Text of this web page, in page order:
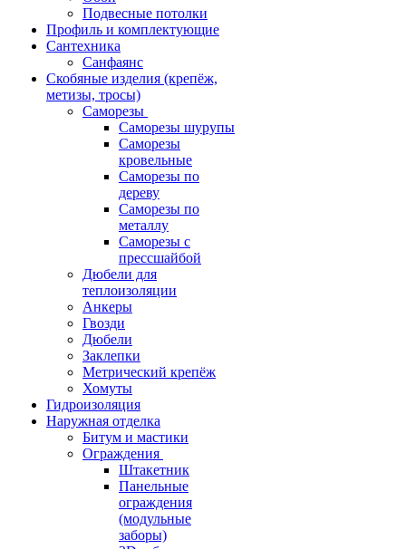
Подвесные потолки
Профиль и комплектующие
Сантехника
Санфаянс
Скобяные изделия (крепёж,
метизы, тросы)
Саморезы
Саморезы шурупы
Саморезы
кровельные
Саморезы по
дереву
Саморезы по
металлу
Саморезы с
прессшайбой
Дюбели для
теплоизоляции
Анкеры
Гвозди
Дюбели
Заклепки
Метрический крепёж
Хомуты
Гидроизоляция
Наружная отделка
Битум и мастики
Ограждения
Штакетник
Панельные
ограждения
(модульные
заборы)